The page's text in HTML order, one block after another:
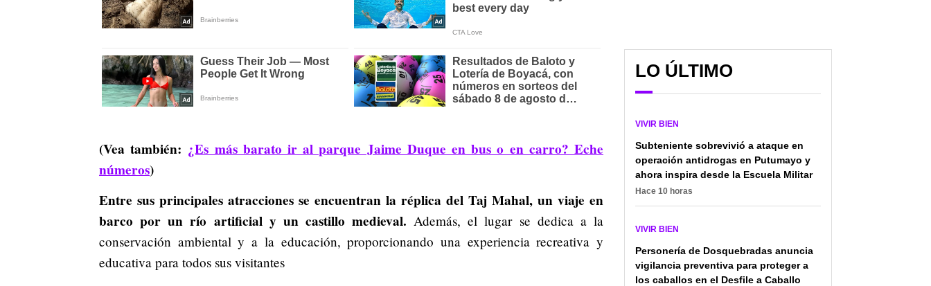
(Vea también: ⁠¿Es más barato ir al parque Jaime Duque en bus o en carro? Eche
números)
Entre sus principales atracciones se encuentran la réplica del Taj Mahal, un viaje en
barco por un río artificial y un castillo medieval. Además, el lugar se dedica a la
conservación ambiental y a la educación, proporcionando una experiencia recreativa y
educativa para todos sus visitantes
LO ÚLTIMO
VIVIR BIEN
Subteniente sobrevivió a ataque en
operación antidrogas en Putumayo y
ahora inspira desde la Escuela Militar
Hace 10 horas
VIVIR BIEN
Personería de Dosquebradas anuncia
vigilancia preventiva para proteger a
los caballos en el Desfile a Caballo